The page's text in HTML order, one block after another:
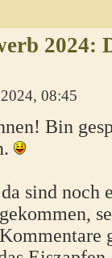
2024:
08:45
Bin
sind noch